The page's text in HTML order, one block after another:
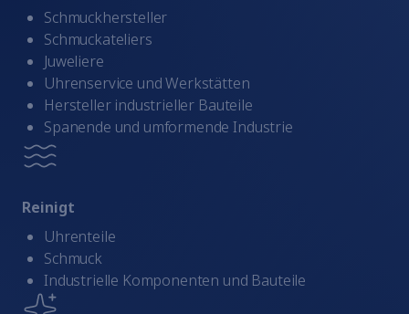
Schmuckhersteller
Schmuckateliers
Juweliere
Uhrenservice und Werkstätten
Hersteller industrieller Bauteile
Spanende und umformende Industrie
Reinigt
Uhrenteile
Schmuck
Industrielle Komponenten und Bauteile